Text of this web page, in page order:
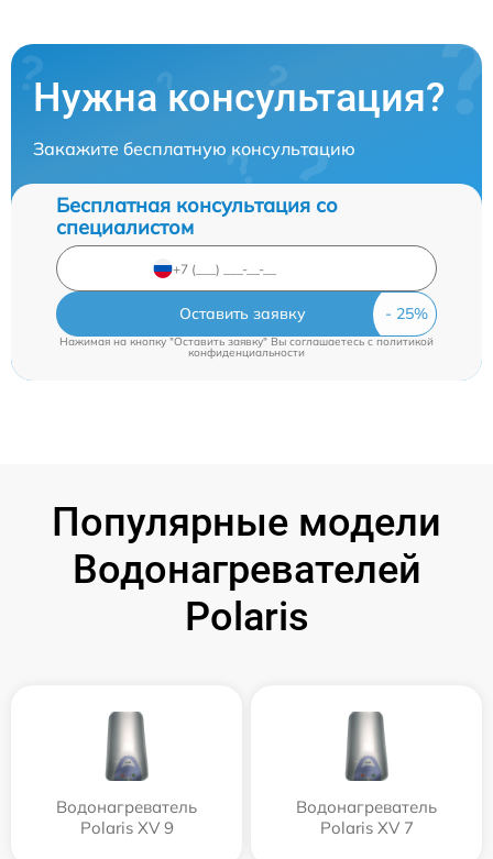
Нужна консультация?
Закажите бесплатную консультацию
Бесплатная консультация со
специалистом
Оставить заявку
Нажимая на кнопку "Оставить заявку" Вы соглашаетесь cполитикой
конфиденциальности
Популярные модели
Водонагревателей
Polaris
Водонагреватель
Polaris XV 9
Водонагреватель
Polaris XV 7